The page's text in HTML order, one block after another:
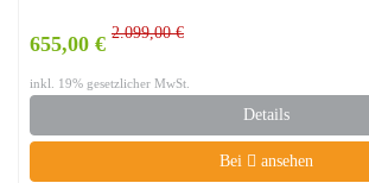
655,00 € 2.099,00 €
inkl. 19% gesetzlicher MwSt.
Details
Bei ansehen